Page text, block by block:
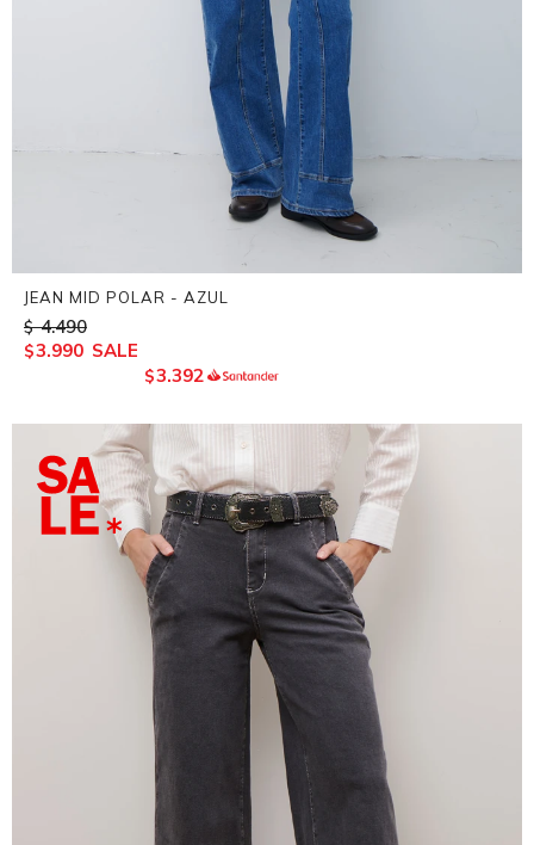
JEAN MID POLAR - AZUL
$ 4.490
$3.990
$3.392